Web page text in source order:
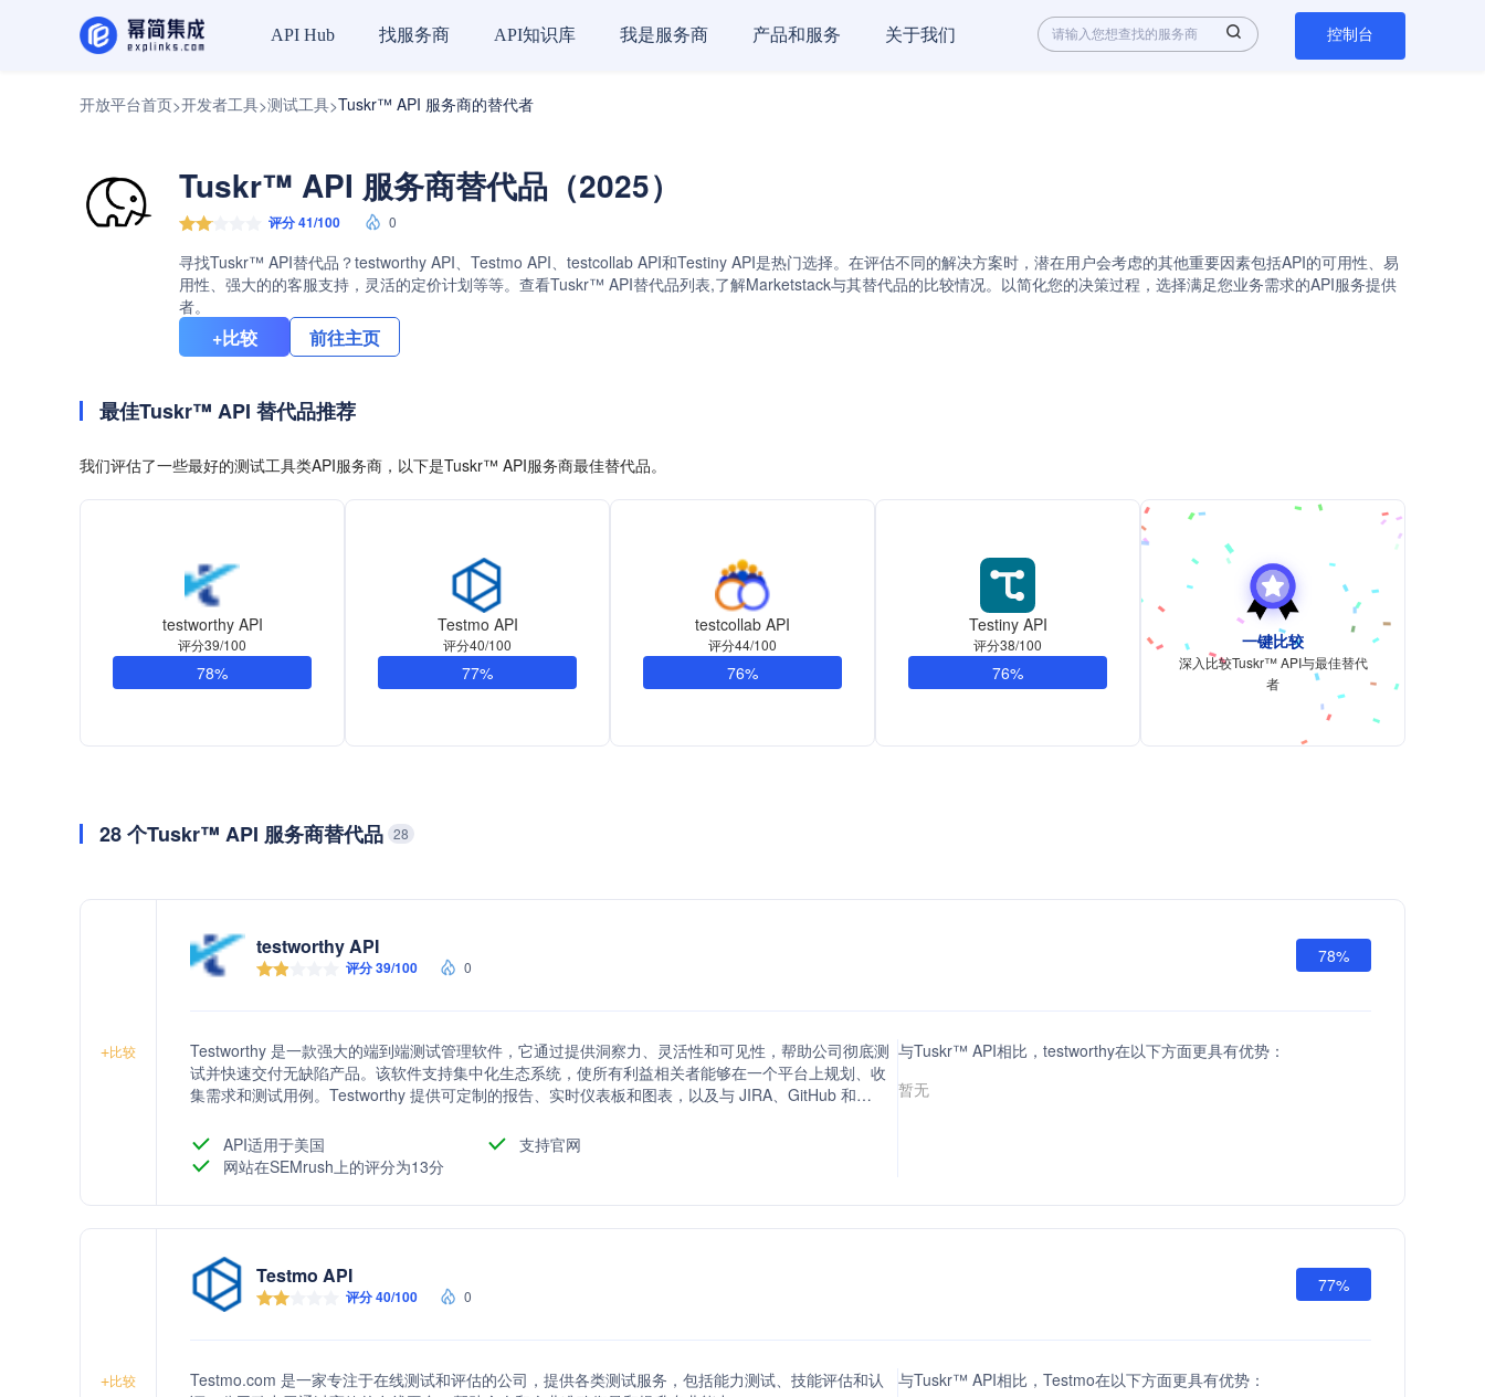
API Hub 找服务商 API知识库 我是服务商 产品和服务 关于我们 控制台
开放平台首页>开发者工具>测试工具>Tuskr™ API 服务商的替代者
Tuskr™ API 服务商替代品（2025）
评分 41/100 0
寻找Tuskr™ API替代品？testworthy API、Testmo API、testcollab API和Testiny API是热门选择。在评估不同的解决方案时，潜在用户会考虑的其他重要因素包括API的可用性、易
用性、强大的的客服支持，灵活的定价计划等等。查看Tuskr™ API替代品列表,了解Marketstack与其替代品的比较情况。以简化您的决策过程，选择满足您业务需求的API服务提供
者。
+比较 前往主页
最佳Tuskr™ API 替代品推荐
我们评估了一些最好的测试工具类API服务商，以下是Tuskr™ API服务商最佳替代品。
testworthy API
评分39/100
78%
Testmo API
评分40/100
77%
testcollab API
评分44/100
76%
Testiny API
评分38/100
76%
一键比较
深入比较Tuskr™ API与最佳替代
者
28 个Tuskr™ API 服务商替代品 28
+比较
testworthy API
评分 39/100 0
78%
Testworthy 是一款强大的端到端测试管理软件，它通过提供洞察力、灵活性和可见性，帮助公司彻底测
试并快速交付无缺陷产品。该软件支持集中化生态系统，使所有利益相关者能够在一个平台上规划、收
集需求和测试用例。Testworthy 提供可定制的报告、实时仪表板和图表，以及与 JIRA、GitHub 和
API适用于美国
支持官网
网站在SEMrush上的评分为13分
与Tuskr™ API相比，testworthy在以下方面更具有优势：
暂无
+比较
Testmo API
评分 40/100 0
77%
Testmo.com 是一家专注于在线测试和评估的公司，提供各类测试服务，包括能力测试、技能评估和认
与Tuskr™ API相比，Testmo在以下方面更具有优势：